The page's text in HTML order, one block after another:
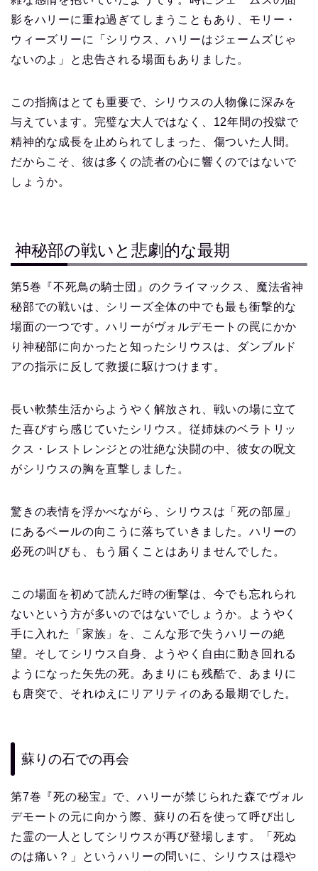
影をハリーに重ね過ぎてしまうこともあり、モリー・
ウィーズリーに「シリウス、ハリーはジェームズじゃ
ないのよ」と忠告される場面もありました。
この指摘はとても重要で、シリウスの人物像に深みを
与えています。完璧な大人ではなく、12年間の投獄で
精神的な成長を止められてしまった、傷ついた人間。
だからこそ、彼は多くの読者の心に響くのではないで
しょうか。
神秘部の戦いと悲劇的な最期
第5巻『不死鳥の騎士団』のクライマックス、魔法省神
秘部での戦いは、シリーズ全体の中でも最も衝撃的な
場面の一つです。ハリーがヴォルデモートの罠にかか
り神秘部に向かったと知ったシリウスは、ダンブルド
アの指示に反して救援に駆けつけます。
長い軟禁生活からようやく解放され、戦いの場に立て
た喜びすら感じていたシリウス。従姉妹のベラトリッ
クス・レストレンジとの壮絶な決闘の中、彼女の呪文
がシリウスの胸を直撃しました。
驚きの表情を浮かべながら、シリウスは「死の部屋」
にあるベールの向こうに落ちていきました。ハリーの
必死の叫びも、もう届くことはありませんでした。
この場面を初めて読んだ時の衝撃は、今でも忘れられ
ないという方が多いのではないでしょうか。ようやく
手に入れた「家族」を、こんな形で失うハリーの絶
望。そしてシリウス自身、ようやく自由に動き回れる
ようになった矢先の死。あまりにも残酷で、あまりに
も唐突で、それゆえにリアリティのある最期でした。
蘇りの石での再会
第7巻『死の秘宝』で、ハリーが禁じられた森でヴォル
デモートの元に向かう際、蘇りの石を使って呼び出し
た霊の一人としてシリウスが再び登場します。「死ぬ
のは痛い？」というハリーの問いに、シリウスは穏や